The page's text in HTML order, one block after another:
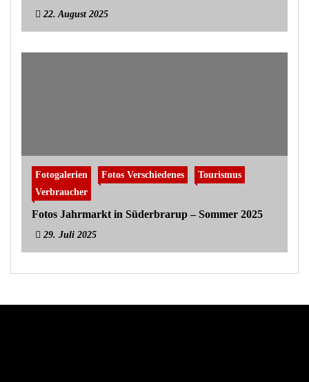
22. August 2025
Fotogalerien Fotos Verschiedenes
Tourismus
Verbraucher
Fotos Jahrmarkt in Süderbrarup – Sommer 2025
29. Juli 2025